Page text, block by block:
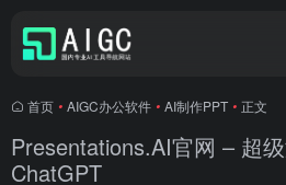
首页 • AIGC办公软件 • AI制作PPT • 正文
Presentations.AI官网 – 超
ChatGPT